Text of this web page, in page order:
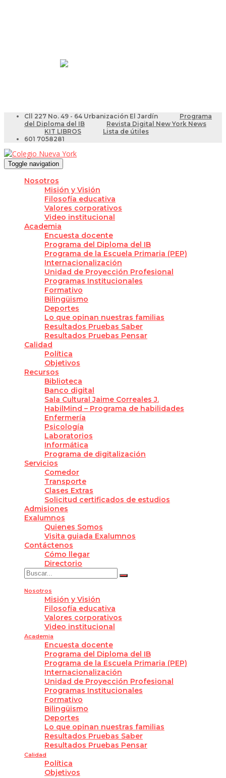
Cll 227 No. 49 - 64 Urbanización El Jardín
Programa
del Diploma del IB
Revista Digital New York News
KIT LIBROS
Lista de útiles
601 7058281
Toggle navigation
Nosotros
Misión y Visión
Filosofía educativa
Valores corporativos
Video institucional
Academia
Encuesta docente
Programa del Diploma del IB
Programa de la Escuela Primaria (PEP)
Internacionalización
Unidad de Proyección Profesional
Programas Institucionales
Formativo
Bilingüismo
Deportes
Lo que opinan nuestras familias
Resultados Pruebas Saber
Resultados Pruebas Pensar
Calidad
Política
Objetivos
Recursos
Biblioteca
Banco digital
Sala Cultural Jaime Correales J.
HabilMind – Programa de habilidades
Enfermería
Psicología
Laboratorios
Informática
Programa de digitalización
Servicios
Comedor
Transporte
Clases Extras
Solicitud certificados de estudios
Admisiones
Exalumnos
Quienes Somos
Visita guiada Exalumnos
Contáctenos
Cómo llegar
Directorio
Nosotros
Misión y Visión
Filosofía educativa
Valores corporativos
Video institucional
Academia
Encuesta docente
Programa del Diploma del IB
Programa de la Escuela Primaria (PEP)
Internacionalización
Unidad de Proyección Profesional
Programas Institucionales
Formativo
Bilingüismo
Deportes
Lo que opinan nuestras familias
Resultados Pruebas Saber
Resultados Pruebas Pensar
Calidad
Política
Objetivos